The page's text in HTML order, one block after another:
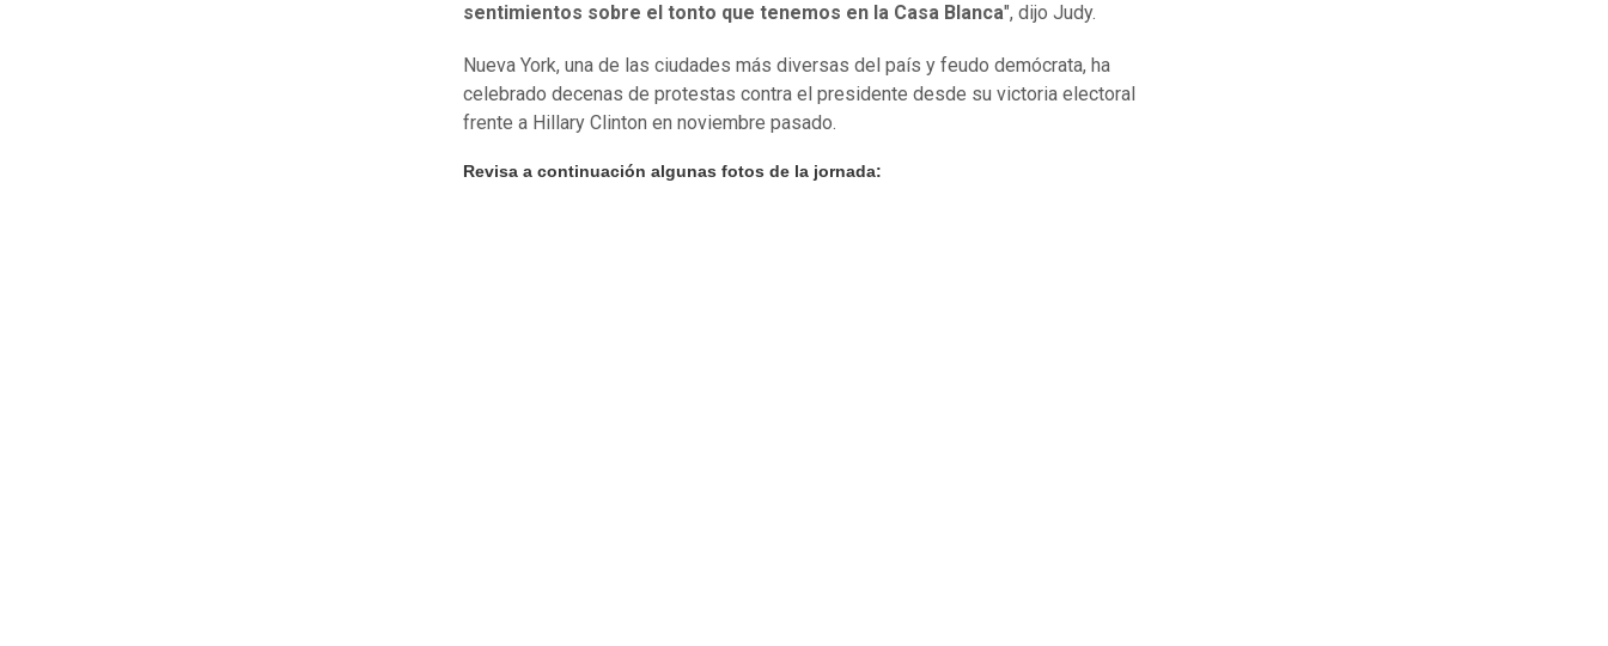
sentimientos sobre el tonto que tenemos en la Casa Blanca", dijo Judy.
Nueva York, una de las ciudades más diversas del país y feudo demócrata, ha
celebrado decenas de protestas contra el presidente desde su victoria electoral
frente a Hillary Clinton en noviembre pasado.
Revisa a continuación algunas fotos de la jornada: